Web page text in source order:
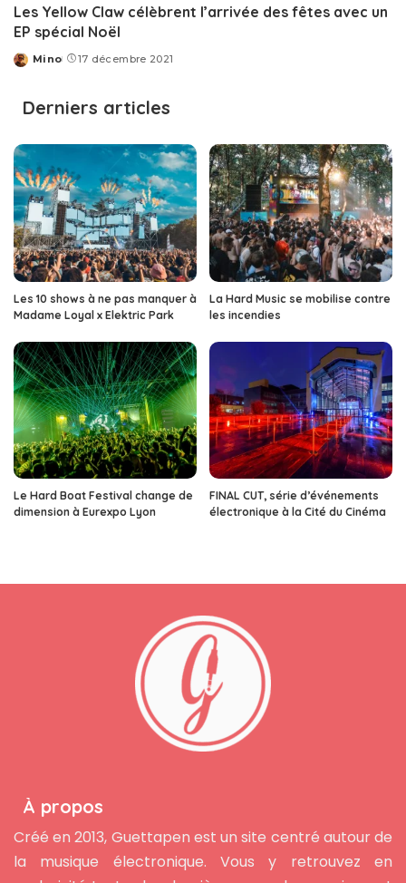
Les Yellow Claw célèbrent l’arrivée des fêtes avec un
EP spécial Noël
Posted
Mino 17 décembre 2021
Derniers articles
Les 10 shows à ne pas manquer à
Madame Loyal x Elektric Park
La Hard Music se mobilise contre
les incendies
Le Hard Boat Festival change de
dimension à Eurexpo Lyon
FINAL CUT, série d’événements
électronique à la Cité du Cinéma
À propos
Créé en 2013, Guettapen est un site centré autour de
la musique électronique. Vous y retrouvez en